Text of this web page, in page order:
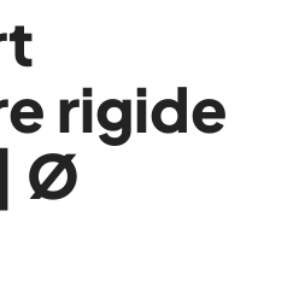
rigide
Ø